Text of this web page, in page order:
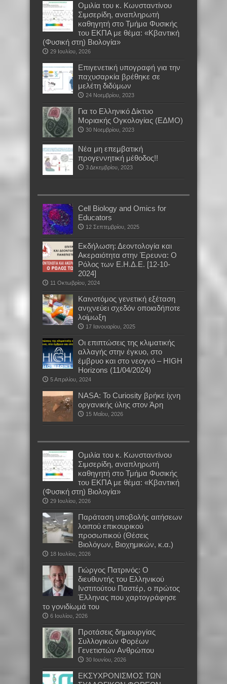
Oμιλία του κ. Κωνσταντίνου
Σιμσερίδη, αναπληρωτή
καθηγητή στο Τμήμα Φυσικής
του ΕΚΠΑ με θέμα: «Κβαντική
(Φυσική στη) Βιολογία»
29 Ιουλίου, 2026
Επιγενετική υπογραφή για την
παχυσαρκία βρέθηκε σε
μελέτη διδύμων
24 Νοεμβρίου, 2023
Για το Ελληνικό Δίκτυο
Μοριακής Ογκολογίας (ΕΔΜΟ)
30 Νοεμβρίου, 2023
Νέα μη επεμβατική
προγεννητική μέθοδος!!
3 Δεκεμβρίου, 2023
Cell Biology and Omics for
Educators
12 Σεπτεμβρίου, 2025
Εκδήλωση: Δεοντολογία και
Ακεραιότητα στην Έρευνα: Ο
Ρόλος των Ε.Η.Δ.Ε. [12-10-
2024]
11 Οκτωβρίου, 2024
Καινοτόμος γενετική εξέταση
ανιχνεύει σχεδόν οποιαδήποτε
λοίμωξη
17 Ιανουαρίου, 2025
Οι επιπτώσεις της κλιματικής
αλλαγής στην έγκυο, στο
έμβρυο και στο νεογνό – HIGH
Horizons (11/04/2024)
5 Απριλίου, 2024
NASA: Το Curiosity βρήκε ίχνη
οργανικής ύλης στον Άρη
15 Μαΐου, 2026
Oμιλία του κ. Κωνσταντίνου
Σιμσερίδη, αναπληρωτή
καθηγητή στο Τμήμα Φυσικής
του ΕΚΠΑ με θέμα: «Κβαντική
(Φυσική στη) Βιολογία»
29 Ιουλίου, 2026
Παράταση υποβολής αιτήσεων
λοιπού επικουρικού
προσωπικού (Θέσεις
Βιολόγων, Βιοχημικών, κ.α.)
18 Ιουλίου, 2026
Γιώργος Πατρινός: Ο
διευθυντής του Ελληνικού
Ινστιτούτου Παστέρ, ο πρώτος
Έλληνας που χαρτογράφησε
το γονιδίωμά του
6 Ιουλίου, 2026
Προτάσεις δημιουργίας
Συλλογικών Φορέων
Γενετιστών Ανθρώπου
30 Ιουνίου, 2026
EKΣΥΧΡΟΝΙΣΜΟΣ ΤΩΝ